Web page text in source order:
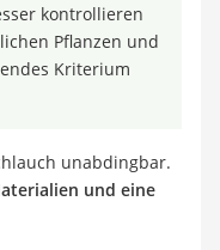
kontrollieren
Pflanzen und
Kriterium
unabdingbar.
und eine